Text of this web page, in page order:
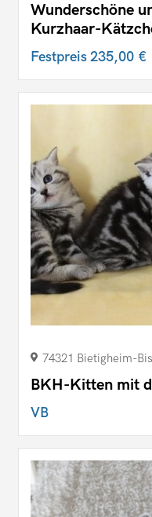
Wunderschöne
Kurzhaar-
Festpreis235,00 €
74321 Bietigheim-
BKH-Kitten mit
VB